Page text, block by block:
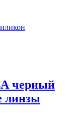
черный
линзы